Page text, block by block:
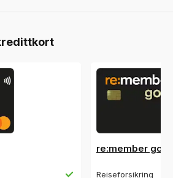
re:member gold
Reiseforsikring